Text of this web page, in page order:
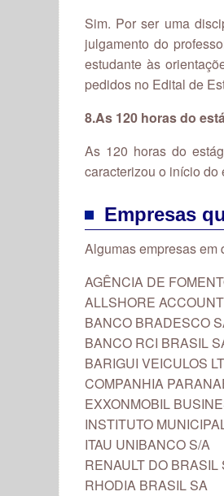
Sim. Por ser uma
julgamento do
estudante às
pedidos no Edital de
8.As 120 horas do
As 120 horas do
caracterizou o início
Empresas
Algumas empresas em
AGÊNCIA DE
ALLSHORE
BANCO BRADESCO
BANCO RCI BRASIL
BARIGUI VEICULOS
COMPANHIA
EXXONMOBIL
INSTITUTO
ITAU UNIBANCO S/A
RENAULT DO BRASIL
RHODIA BRASIL SA